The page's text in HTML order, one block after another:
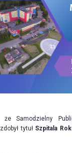
Samodzielny
tytuł Szpitala